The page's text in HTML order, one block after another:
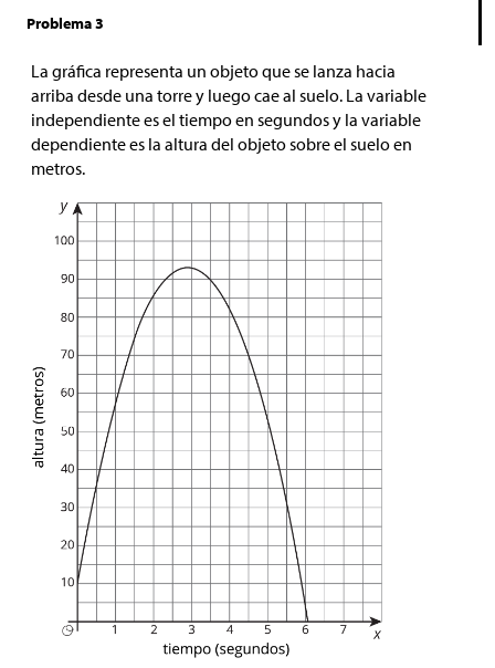
Problema 3
La gráfica representa un objeto que se lanza hacia
arriba desde una torre y luego cae al suelo. La variable
independiente es el tiempo en segundos y la variable
dependiente es la altura del objeto sobre el suelo en
metros.